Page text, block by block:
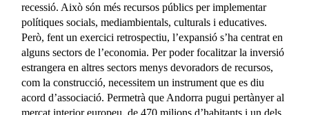
recessió. Això són més recursos públics per implementar
polítiques socials, mediambientals, culturals i educatives.
Però, fent un exercici retrospectiu, l’expansió s’ha centrat en
alguns sectors de l’economia. Per poder focalitzar la inversió
estrangera en altres sectors menys devoradors de recursos,
com la construcció, necessitem un instrument que es diu
acord d’associació. Permetrà que Andorra pugui pertànyer al
mercat interior europeu, de 470 milions d’habitants i un dels